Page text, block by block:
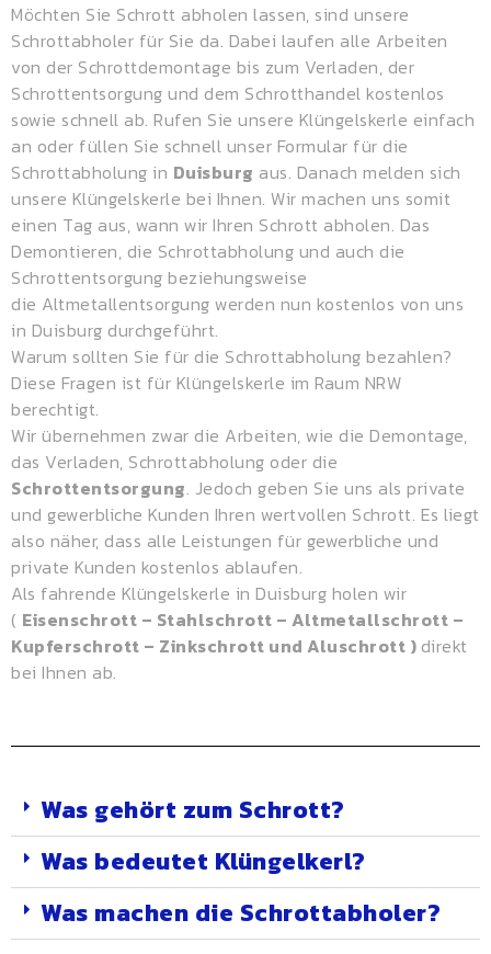
Möchten Sie Schrott abholen lassen, sind unsere
Schrottabholer für Sie da. Dabei laufen alle Arbeiten
von der Schrottdemontage bis zum Verladen, der
Schrottentsorgung und dem Schrotthandel kostenlos
sowie schnell ab. Rufen Sie unsere Klüngelskerle einfach
an oder füllen Sie schnell unser Formular für die
Schrottabholung in Duisburg aus. Danach melden sich
unsere Klüngelskerle bei Ihnen. Wir machen uns somit
einen Tag aus, wann wir Ihren Schrott abholen. Das
Demontieren, die Schrottabholung und auch die
Schrottentsorgung beziehungsweise
die Altmetallentsorgung werden nun kostenlos von uns
in Duisburg durchgeführt.
Warum sollten Sie für die Schrottabholung bezahlen?
Diese Fragen ist für Klüngelskerle im Raum NRW
berechtigt.
Wir übernehmen zwar die Arbeiten, wie die Demontage,
das Verladen, Schrottabholung oder die
Schrottentsorgung. Jedoch geben Sie uns als private
und gewerbliche Kunden Ihren wertvollen Schrott. Es liegt
also näher, dass alle Leistungen für gewerbliche und
private Kunden kostenlos ablaufen.
Als fahrende Klüngelskerle in Duisburg holen wir
( Eisenschrott – Stahlschrott – Altmetallschrott –
Kupferschrott – Zinkschrott und Aluschrott ) direkt
bei Ihnen ab.
Was gehört zum Schrott?
Was bedeutet Klüngelkerl?
Was machen die Schrottabholer?